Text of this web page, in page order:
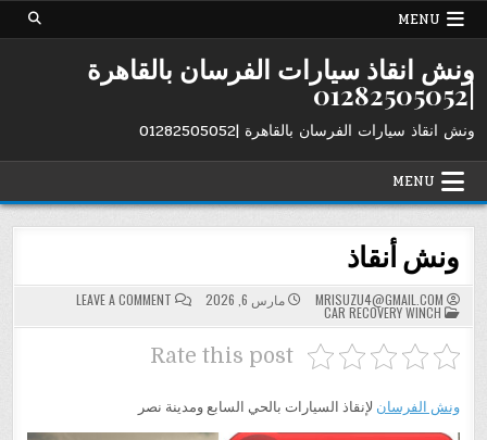
Skip
MENU
ونش انقاذ سيارات الفرسان بالقاهرة
|01282505052
ونش انقاذ سيارات الفرسان بالقاهرة |01282505052
MENU
ونش أنقاذ
MRISUZU4@GMAIL.COM مارس 6, 2026 LEAVE A COMMENT
ON
ونش
أنقاذ
POSTED
IN
CAR RECOVERY WINCH
Rate this post
ونش الفرسان لإنقاذ السيارات بالحي السابع ومدينة نصر